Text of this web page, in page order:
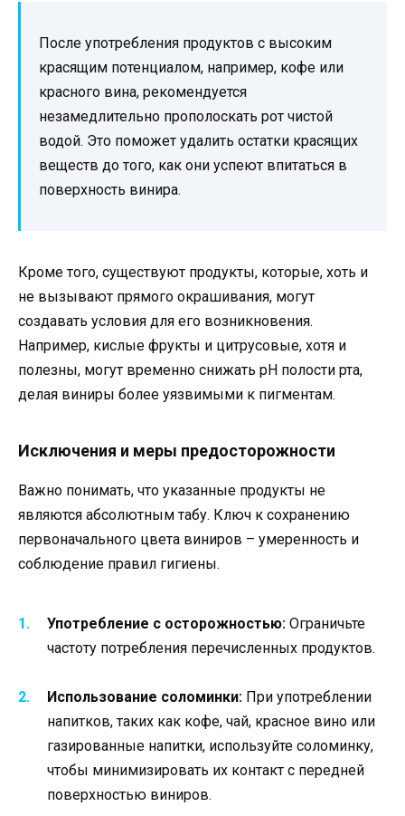
После употребления продуктов с высоким
красящим потенциалом, например, кофе или
красного вина, рекомендуется
незамедлительно прополоскать рот чистой
водой. Это поможет удалить остатки красящих
веществ до того, как они успеют впитаться в
поверхность винира.
Кроме того, существуют продукты, которые, хоть и
не вызывают прямого окрашивания, могут
создавать условия для его возникновения.
Например, кислые фрукты и цитрусовые, хотя и
полезны, могут временно снижать pH полости рта,
делая виниры более уязвимыми к пигментам.
Исключения и меры предосторожности
Важно понимать, что указанные продукты не
являются абсолютным табу. Ключ к сохранению
первоначального цвета виниров – умеренность и
соблюдение правил гигиены.
Употребление с осторожностью: Ограничьте
частоту потребления перечисленных продуктов.
Использование соломинки: При употреблении
напитков, таких как кофе, чай, красное вино или
газированные напитки, используйте соломинку,
чтобы минимизировать их контакт с передней
поверхностью виниров.